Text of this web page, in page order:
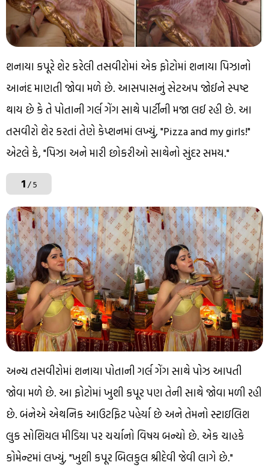
શનાયા કપૂરે શેર કરેલી તસવીરોમાં એક ફોટોમાં શનાયા પિઝાનો
આનંદ માણતી જોવા મળે છે. આસપાસનું સેટઅપ જોઈને સ્પષ્ટ
થાય છે કે તે પોતાની ગર્લ ગેંગ સાથે પાર્ટીની મજા લઈ રહી છે. આ
તસવીરો શેર કરતાં તેણે કેપ્શનમાં લખ્યું, "Pizza and my girls!"
એટલે કે, "પિઝા અને મારી છોકરીઓ સાથેનો સુંદર સમય."
1/ 5
અન્ય તસવીરોમાં શનાયા પોતાની ગર્લ ગેંગ સાથે પોઝ આપતી
જોવા મળે છે. આ ફોટોમાં ખુશી કપૂર પણ તેની સાથે જોવા મળી રહી
છે. બંનેએ એથનિક આઉટફિટ પહેર્યા છે અને તેમનો સ્ટાઇલિશ
લુક સોશિયલ મીડિયા પર ચર્ચાનો વિષય બન્યો છે. એક ચાહકે
કોમેન્ટમાં લખ્યું, "ખુશી કપૂર બિલકુલ શ્રીદેવી જેવી લાગે છે."